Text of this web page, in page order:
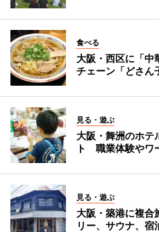
食べる
大阪・西区に「
チェーン「どさん
見る・遊ぶ
大阪・舞洲のホテ
ト 職業体験やワ
見る・遊ぶ
大阪・築港に複
リー、サウナ、宿